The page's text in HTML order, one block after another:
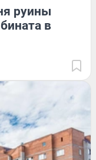
руины
в